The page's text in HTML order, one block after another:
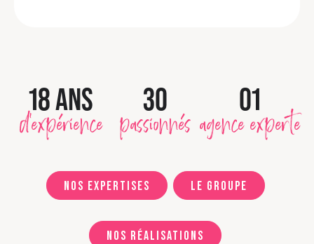
18 ANS
d'expérience
30
passionnés
01
agence experte
Nos expertises Le groupe
Nos réalisations